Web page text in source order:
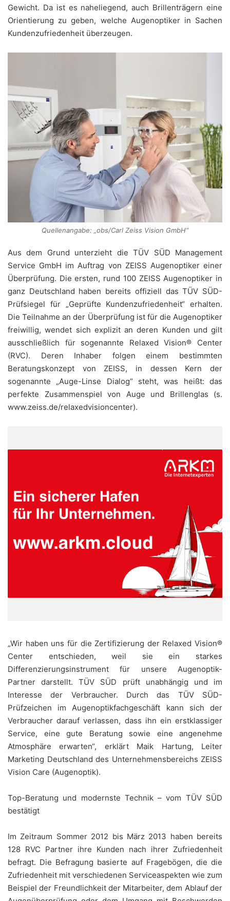
Gewicht. Da ist es naheliegend, auch Brillenträgern eine
Orientierung zu geben, welche Augenoptiker in Sachen
Kundenzufriedenheit überzeugen.
Quellenangabe: „obs/Carl Zeiss Vision GmbH“
Aus dem Grund unterzieht die TÜV SÜD Management
Service GmbH im Auftrag von ZEISS Augenoptiker einer
Überprüfung. Die ersten, rund 100 ZEISS Augenoptiker in
ganz Deutschland haben bereits offiziell das TÜV SÜD-
Prüfsiegel für „Geprüfte Kundenzufriedenheit“ erhalten.
Die Teilnahme an der Überprüfung ist für die Augenoptiker
freiwillig, wendet sich explizit an deren Kunden und gilt
ausschließlich für sogenannte Relaxed Vision® Center
(RVC). Deren Inhaber folgen einem bestimmten
Beratungskonzept von ZEISS, in dessen Kern der
sogenannte „Auge-Linse Dialog“ steht, was heißt: das
perfekte Zusammenspiel von Auge und Brillenglas (s.
www.zeiss.de/relaxedvisioncenter).
„Wir haben uns für die Zertifizierung der Relaxed Vision®
Center entschieden, weil sie ein starkes
Differenzierungsinstrument für unsere Augenoptik-
Partner darstellt. TÜV SÜD prüft unabhängig und im
Interesse der Verbraucher. Durch das TÜV SÜD-
Prüfzeichen im Augenoptikfachgeschäft kann sich der
Verbraucher darauf verlassen, dass ihn ein erstklassiger
Service, eine gute Beratung sowie eine angenehme
Atmosphäre erwarten“, erklärt Maik Hartung, Leiter
Marketing Deutschland des Unternehmensbereichs ZEISS
Vision Care (Augenoptik).
Top-Beratung und modernste Technik – vom TÜV SÜD
bestätigt
Im Zeitraum Sommer 2012 bis März 2013 haben bereits
128 RVC Partner ihre Kunden nach ihrer Zufriedenheit
befragt. Die Befragung basierte auf Fragebögen, die die
Zufriedenheit mit verschiedenen Serviceaspekten wie zum
Beispiel der Freundlichkeit der Mitarbeiter, dem Ablauf der